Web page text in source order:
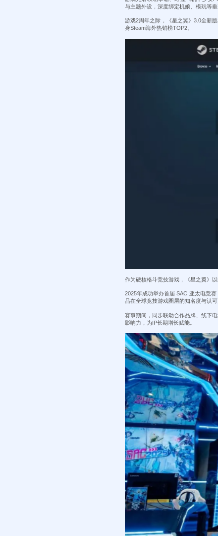
与主题外设，深度绑定机娘、模玩等
游戏2周年之际，《星之翼》3.0全新
身Steam海外热销榜TOP2。
作为硬核格斗竞技游戏，《星之翼》
2025年成功举办首届 SAC 亚太电竞
品在全球竞技游戏圈层的知名度与认可
赛事期间，同步联动合作品牌、线下
影响力，为IP长期增长赋能。